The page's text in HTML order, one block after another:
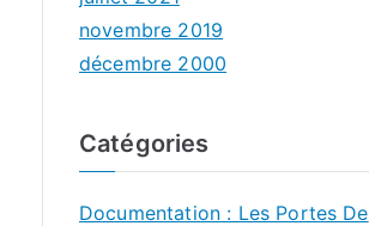
novembre 2019
décembre 2000
Catégories
Documentation : Les Portes De